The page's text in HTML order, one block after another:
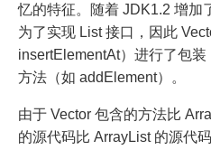
忆的特征。随着 JDK1.2 增加
为了实现 List 接口，因此
insertElementAt）进行了包
方法（如 addElement）。
由于 Vector 包含的方法比
的源代码比 ArrayList 的源代